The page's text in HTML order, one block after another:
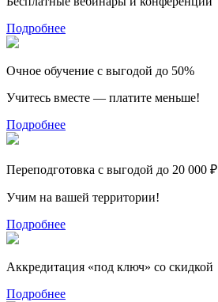
Подробнее
Очное обучение с выгодой до 50%
Учитесь вместе — платите меньше!
Подробнее
Переподготовка с выгодой до 20 000 ₽
Учим на вашей территории!
Подробнее
Аккредитация «под ключ» со скидкой
Подробнее